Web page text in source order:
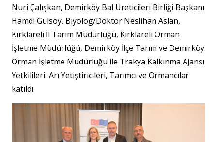
Nuri Çalışkan, Demirköy Bal Üreticileri Birliği Başkanı
Hamdi Gülsoy, Biyolog/Doktor Neslihan Aslan,
Kırklareli İl Tarım Müdürlüğü, Kırklareli Orman
İşletme Müdürlüğü, Demirköy İlçe Tarım ve Demirköy
Orman İşletme Müdürlüğü ile Trakya Kalkınma Ajansı
Yetkilileri, Arı Yetiştiricileri, Tarımcı ve Ormancılar
katıldı.